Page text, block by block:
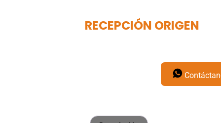
RECEPCIÓN ORIGEN